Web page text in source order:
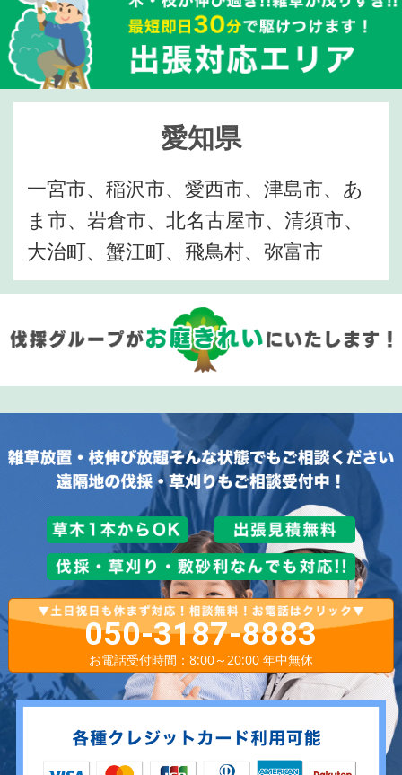
愛知県
一宮市、稲沢市、愛西市、津島市、あ
ま市、岩倉市、北名古屋市、清須市、
大治町、蟹江町、飛鳥村、弥富市
050-3187-8883
お電話受付時間：8:00～20:00 年中無休